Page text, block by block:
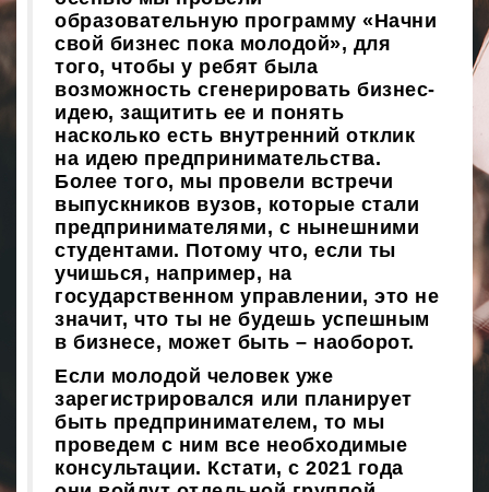
образовательную программу «Начни
свой бизнес пока молодой», для
того, чтобы у ребят была
возможность сгенерировать бизнес-
идею, защитить ее и понять
насколько есть внутренний отклик
на идею предпринимательства.
Более того, мы провели встречи
выпускников вузов, которые стали
предпринимателями, с нынешними
студентами. Потому что, если ты
учишься, например, на
государственном управлении, это не
значит, что ты не будешь успешным
в бизнесе, может быть – наоборот.
Если молодой человек уже
зарегистрировался или планирует
быть предпринимателем, то мы
проведем с ним все необходимые
консультации. Кстати, с 2021 года